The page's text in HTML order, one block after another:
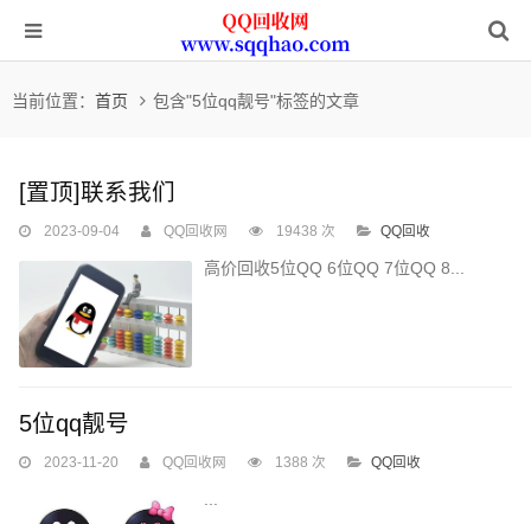
当前位置： 首页 包含"5位qq靓号"标签的文章
[置顶]联系我们
2023-09-04 QQ回收网 19438 次 QQ回收
高价回收5位QQ 6位QQ 7位QQ 8...
5位qq靓号
2023-11-20 QQ回收网 1388 次 QQ回收